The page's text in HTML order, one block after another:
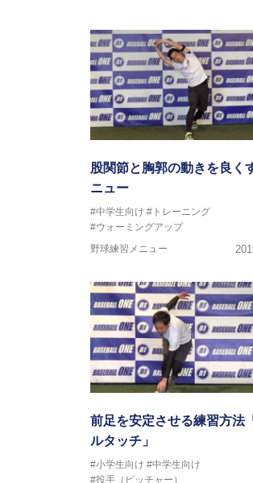
股関節と胸郭の動きを良く
ニュー
#中学生向け #トレーニング
#ウォーミングアップ
野球練習メニュー
前足を安定させる練習方法
ルタッチ」
#小学生向け #中学生向け
#投手（ピッチャー）